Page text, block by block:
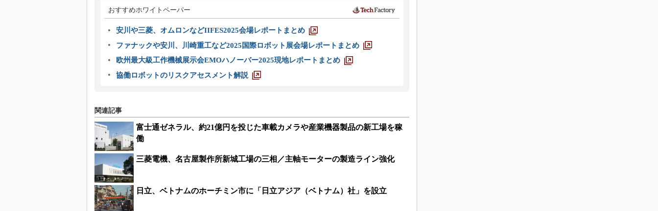
おすすめホワイトペーパー
安川や三菱、オムロンなどIIFES2025会場レポートまとめ
ファナックや安川、川崎重工など2025国際ロボット展会場レポートまとめ
欧州最大級工作機械展示会EMOハノーバー2025現地レポートまとめ
協働ロボットのリスクアセスメント解説
関連記事
富士通ゼネラル、約21億円を投じた車載カメラや産業機器製品の新工場を稼
働
三菱電機、名古屋製作所新城工場の三相／主軸モーターの製造ライン強化
日立、ベトナムのホーチミン市に「日立アジア（ベトナム）社」を設立